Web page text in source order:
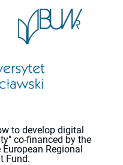
to develop digital
co-financed by the
Regional
Fund.